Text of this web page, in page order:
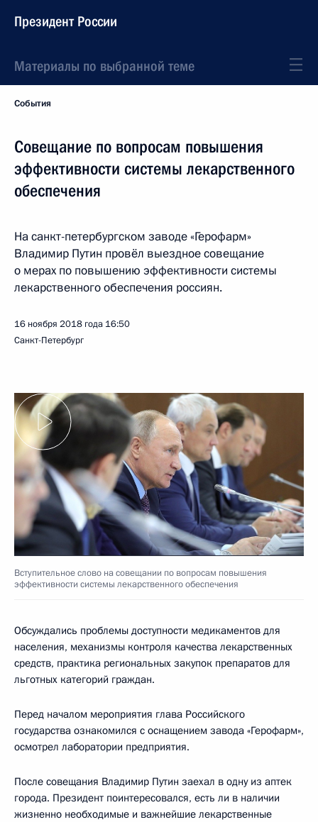
Президент России
Материалы по выбранной теме
События
Совещание по вопросам повышения
эффективности системы лекарственного
обеспечения
На санкт-петербургском заводе «Герофарм»
Владимир Путин провёл выездное совещание
о мерах по повышению эффективности системы
лекарственного обеспечения россиян.
16 ноября 2018 года 16:50
Санкт-Петербург
Вступительное слово на совещании по вопросам повышения
эффективности системы лекарственного обеспечения
Обсуждались проблемы доступности медикаментов для
населения, механизмы контроля качества лекарственных
средств, практика региональных закупок препаратов для
льготных категорий граждан.
Перед началом мероприятия глава Российского
государства ознакомился с оснащением завода «Герофарм»,
осмотрел лаборатории предприятия.
После совещания Владимир Путин заехал в одну из аптек
города. Президент поинтересовался, есть ли в наличии
жизненно необходимые и важнейшие лекарственные